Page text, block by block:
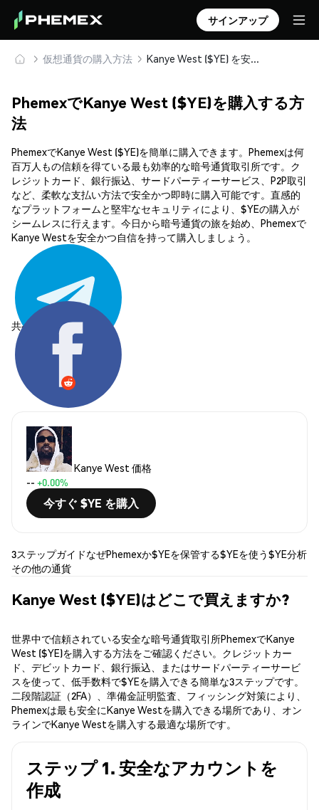
サインアップ
仮想通貨の購入方法 Kanye West ($YE) を安全に購入・保管
PhemexでKanye West ($YE)を購入する方
法
PhemexでKanye West ($YE)を簡単に購入できます。Phemexは何
百万人もの信頼を得ている最も効率的な暗号通貨取引所です。ク
レジットカード、銀行振込、サードパーティーサービス、P2P取引
など、柔軟な支払い方法で安全かつ即時に購入可能です。直感的
なプラットフォームと堅牢なセキュリティにより、$YEの購入が
シームレスに行えます。今日から暗号通貨の旅を始め、Phemexで
Kanye Westを安全かつ自信を持って購入しましょう。
共有する:
Kanye West 価格
-- +0.00%
今すぐ $YE を購入
3ステップガイドなぜPhemexか$YEを保管する$YEを使う$YE分析
その他の通貨
Kanye West ($YE)はどこで買えますか?
世界中で信頼されている安全な暗号通貨取引所PhemexでKanye
West ($YE)を購入する方法をご確認ください。クレジットカー
ド、デビットカード、銀行振込、またはサードパーティーサービ
スを使って、低手数料で$YEを購入できる簡単な3ステップです。
二段階認証（2FA）、準備金証明監査、フィッシング対策により、
Phemexは最も安全にKanye Westを購入できる場所であり、オン
ラインでKanye Westを購入する最適な場所です。
ステップ 1. 安全なアカウントを
作成